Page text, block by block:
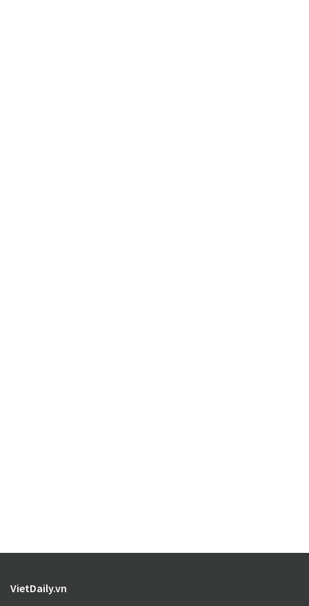
VietDaily.vn